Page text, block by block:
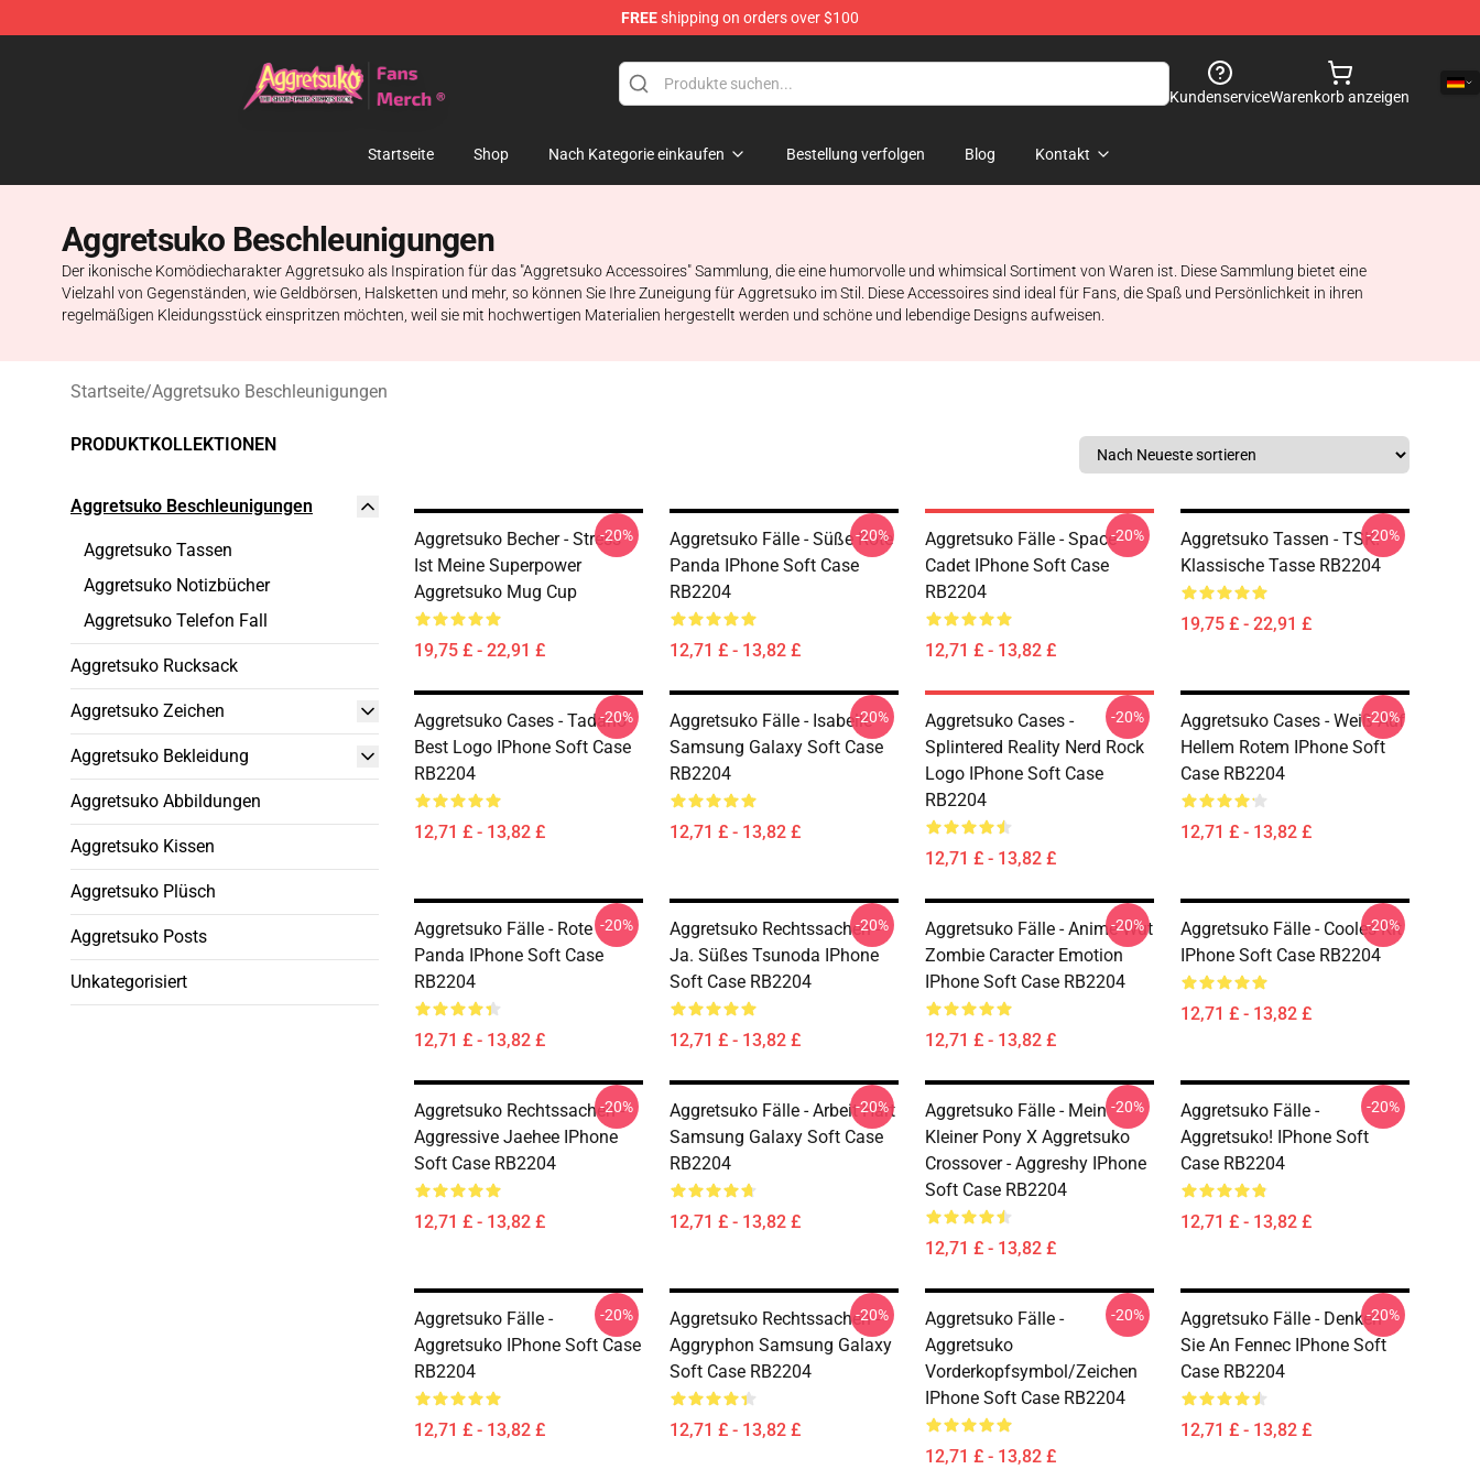
FREEshipping on orders over $100
KundenserviceWarenkorb anzeigen
Startseite Shop Nach Kategorie einkaufen Bestellung verfolgen Blog Kontakt
Aggretsuko Beschleunigungen
Der ikonische Komödiecharakter Aggretsuko als Inspiration für das "Aggretsuko Accessoires" Sammlung, die eine humorvolle und whimsical Sortiment von Waren ist. Diese Sammlung bietet eine
Vielzahl von Gegenständen, wie Geldbörsen, Halsketten und mehr, so können Sie Ihre Zuneigung für Aggretsuko im Stil. Diese Accessoires sind ideal für Fans, die Spaß und Persönlichkeit in ihren
regelmäßigen Kleidungsstück einspritzen möchten, weil sie mit hochwertigen Materialien hergestellt werden und schöne und lebendige Designs aufweisen.
Startseite/Aggretsuko Beschleunigungen
PRODUKTKOLLEKTIONEN
Aggretsuko Beschleunigungen
Aggretsuko Tassen
Aggretsuko Notizbücher
Aggretsuko Telefon Fall
Aggretsuko Rucksack
Aggretsuko Zeichen
Aggretsuko Bekleidung
Aggretsuko Abbildungen
Aggretsuko Kissen
Aggretsuko Plüsch
Aggretsuko Posts
Unkategorisiert
Aggretsuko Becher - Stress
Ist Meine Superpower
Aggretsuko Mug Cup
19,75 £ - 22,91 £
-20%
Aggretsuko Fälle - Süße Rote
Panda IPhone Soft Case
RB2204
12,71 £ - 13,82 £
-20%
Aggretsuko Fälle - Space
Cadet IPhone Soft Case
RB2204
12,71 £ - 13,82 £
-20%
Aggretsuko Tassen - TSK!
Klassische Tasse RB2204
19,75 £ - 22,91 £
-20%
Aggretsuko Cases - Tadano
Best Logo IPhone Soft Case
RB2204
12,71 £ - 13,82 £
-20%
Aggretsuko Fälle - Isabelle
Samsung Galaxy Soft Case
RB2204
12,71 £ - 13,82 £
-20%
Aggretsuko Cases -
Splintered Reality Nerd Rock
Logo IPhone Soft Case
RB2204
12,71 £ - 13,82 £
-20%
Aggretsuko Cases - Weiß Auf
Hellem Rotem IPhone Soft
Case RB2204
12,71 £ - 13,82 £
-20%
Aggretsuko Fälle - Rote
Panda IPhone Soft Case
RB2204
12,71 £ - 13,82 £
-20%
Aggretsuko Rechtssachen -
Ja. Süßes Tsunoda IPhone
Soft Case RB2204
12,71 £ - 13,82 £
-20%
Aggretsuko Fälle - Anime Wut
Zombie Caracter Emotion
IPhone Soft Case RB2204
12,71 £ - 13,82 £
-20%
Aggretsuko Fälle - Cooles Kit
IPhone Soft Case RB2204
12,71 £ - 13,82 £
-20%
Aggretsuko Rechtssachen -
Aggressive Jaehee IPhone
Soft Case RB2204
12,71 £ - 13,82 £
-20%
Aggretsuko Fälle - Arbeit Hart
Samsung Galaxy Soft Case
RB2204
12,71 £ - 13,82 £
-20%
Aggretsuko Fälle - Mein
Kleiner Pony X Aggretsuko
Crossover - Aggreshy IPhone
Soft Case RB2204
12,71 £ - 13,82 £
-20%
Aggretsuko Fälle -
Aggretsuko! IPhone Soft
Case RB2204
12,71 £ - 13,82 £
-20%
Aggretsuko Fälle -
Aggretsuko IPhone Soft Case
RB2204
12,71 £ - 13,82 £
-20%
Aggretsuko Rechtssachen -
Aggryphon Samsung Galaxy
Soft Case RB2204
12,71 £ - 13,82 £
-20%
Aggretsuko Fälle -
Aggretsuko
Vorderkopfsymbol/Zeichen
IPhone Soft Case RB2204
12,71 £ - 13,82 £
-20%
Aggretsuko Fälle - Denken
Sie An Fennec IPhone Soft
Case RB2204
12,71 £ - 13,82 £
-20%